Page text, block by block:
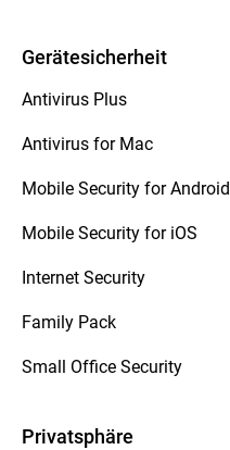
Gerätesicherheit
Antivirus Plus
Antivirus for Mac
Mobile Security for Android
Mobile Security for iOS
Internet Security
Family Pack
Small Office Security
Privatsphäre